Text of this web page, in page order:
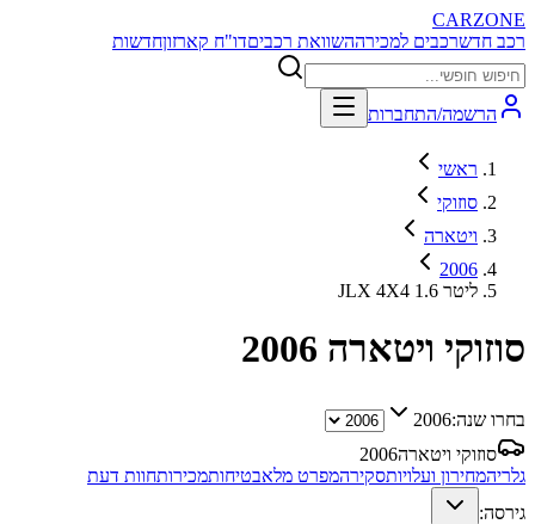
CARZONE
רכב חדשרכבים למכירההשוואת רכביםדו"ח קארזוןחדשות
הרשמה/התחברות
ראשי
סוזוקי
ויטארה
2006
JLX 4X4 1.6 ליטר
סוזוקי ויטארה 2006
בחרו שנה:2006
סוזוקי ויטארה2006
גלריהמחירון ועלויותסקירהמפרט מלאבטיחותמכירותחוות דעת
גירסה: